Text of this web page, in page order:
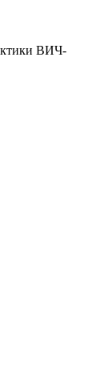
ВИЧ-